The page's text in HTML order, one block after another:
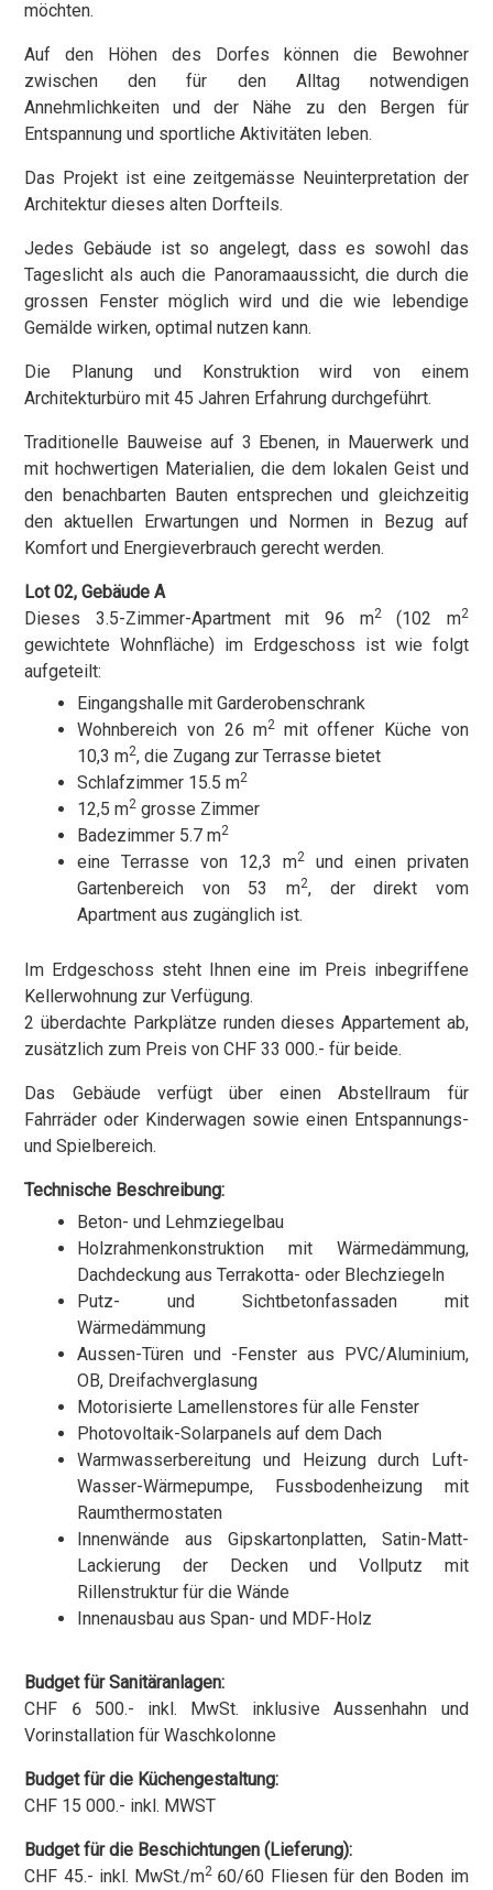
möchten.
Auf den Höhen des Dorfes können die Bewohner
zwischen den für den Alltag notwendigen
Annehmlichkeiten und der Nähe zu den Bergen für
Entspannung und sportliche Aktivitäten leben.
Das Projekt ist eine zeitgemässe Neuinterpretation der
Architektur dieses alten Dorfteils.
Jedes Gebäude ist so angelegt, dass es sowohl das
Tageslicht als auch die Panoramaaussicht, die durch die
grossen Fenster möglich wird und die wie lebendige
Gemälde wirken, optimal nutzen kann.
Die Planung und Konstruktion wird von einem
Architekturbüro mit 45 Jahren Erfahrung durchgeführt.
Traditionelle Bauweise auf 3 Ebenen, in Mauerwerk und
mit hochwertigen Materialien, die dem lokalen Geist und
den benachbarten Bauten entsprechen und gleichzeitig
den aktuellen Erwartungen und Normen in Bezug auf
Komfort und Energieverbrauch gerecht werden.
Lot 02, Gebäude A
Dieses 3.5-Zimmer-Apartment mit 96 m2(102 m2
gewichtete Wohnfläche) im Erdgeschoss ist wie folgt
aufgeteilt:
Eingangshalle mit Garderobenschrank
Wohnbereich von 26 m2 mit offener Küche von
10,3 m2, die Zugang zur Terrasse bietet
Schlafzimmer 15.5 m2
12,5 m2 grosse Zimmer
Badezimmer 5.7 m2
eine Terrasse von 12,3 m2und einen privaten
Gartenbereich von 53 m2, der direkt vom
Apartment aus zugänglich ist.
Im Erdgeschoss steht Ihnen eine im Preis inbegriffene
Kellerwohnung zur Verfügung.
2 überdachte Parkplätze runden dieses Appartement ab,
zusätzlich zum Preis von CHF 33 000.- für beide.
Das Gebäude verfügt über einen Abstellraum für
Fahrräder oder Kinderwagen sowie einen Entspannungs-
und Spielbereich.
Technische Beschreibung:
Beton- und Lehmziegelbau
Holzrahmenkonstruktion mit Wärmedämmung,
Dachdeckung aus Terrakotta- oder Blechziegeln
Putz- und Sichtbetonfassaden mit
Wärmedämmung
Aussen-Türen und -Fenster aus PVC/Aluminium,
OB, Dreifachverglasung
Motorisierte Lamellenstores für alle Fenster
Photovoltaik-Solarpanels auf dem Dach
Warmwasserbereitung und Heizung durch Luft-
Wasser-Wärmepumpe, Fussbodenheizung mit
Raumthermostaten
Innenwände aus Gipskartonplatten, Satin-Matt-
Lackierung der Decken und Vollputz mit
Rillenstruktur für die Wände
Innenausbau aus Span- und MDF-Holz
Budget für Sanitäranlagen:
CHF 6 500.- inkl. MwSt. inklusive Aussenhahn und
Vorinstallation für Waschkolonne
Budget für die Küchengestaltung:
CHF 15 000.- inkl. MWST
Budget für die Beschichtungen (Lieferung):
CHF 45.- inkl. MwSt./m2 60/60 Fliesen für den Boden im